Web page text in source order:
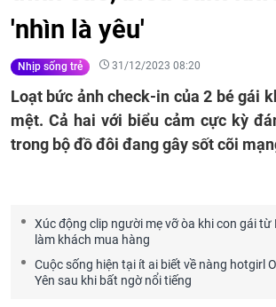
'nhìn là yêu'
Nhịp sống trẻ 31/12/2023 08:20
Loạt bức ảnh check-in của 2 bé gái
mệt. Cả hai với biểu cảm cực kỳ
trong bộ đồ đôi đang gây sốt cõi
Xúc động clip người mẹ vỡ òa khi con gái từ
làm khách mua hàng
Cuộc sống hiện tại ít ai biết về nàng hotgirl
Yên sau khi bất ngờ nổi tiếng